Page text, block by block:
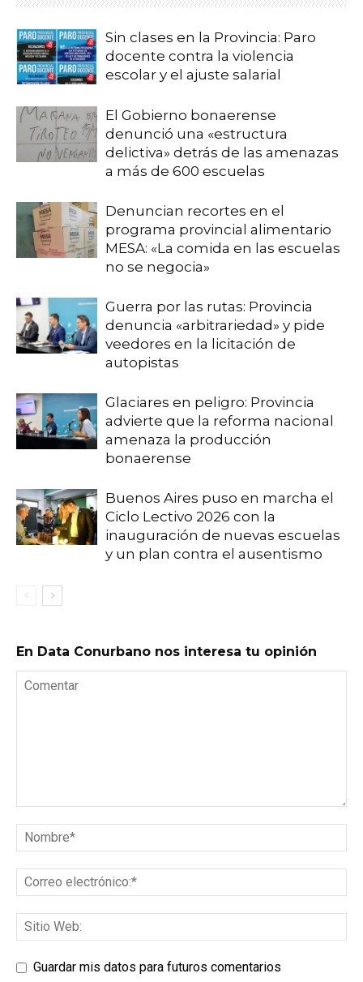
Sin clases en la Provincia: Paro
docente contra la violencia
escolar y el ajuste salarial
El Gobierno bonaerense
denunció una «estructura
delictiva» detrás de las amenazas
a más de 600 escuelas
Denuncian recortes en el
programa provincial alimentario
MESA: «La comida en las escuelas
no se negocia»
Guerra por las rutas: Provincia
denuncia «arbitrariedad» y pide
veedores en la licitación de
autopistas
Glaciares en peligro: Provincia
advierte que la reforma nacional
amenaza la producción
bonaerense
Buenos Aires puso en marcha el
Ciclo Lectivo 2026 con la
inauguración de nuevas escuelas
y un plan contra el ausentismo
En Data Conurbano nos interesa tu opinión
Guardar mis datos para futuros comentarios